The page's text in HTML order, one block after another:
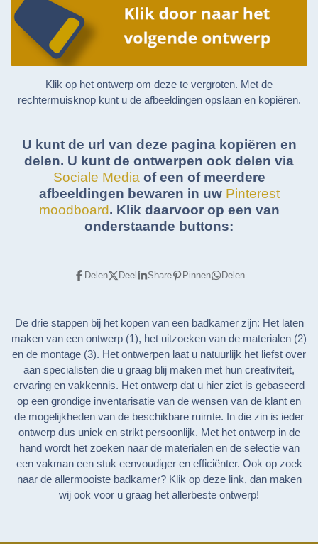
Klik op het ontwerp om deze te vergroten. Met de
rechtermuisknop kunt u de afbeeldingen opslaan en kopiëren.
U kunt de url van deze pagina kopiëren en
delen. U kunt de ontwerpen ook delen via
Sociale Media of een of meerdere
afbeeldingen bewaren in uw Pinterest
moodboard. Klik daarvoor op een van
onderstaande buttons:
Delen Deel Share Pinnen Delen
De drie stappen bij het kopen van een badkamer zijn: Het laten
maken van een ontwerp (1), het uitzoeken van de materialen (2)
en de montage (3). Het ontwerpen laat u natuurlijk het liefst over
aan specialisten die u graag blij maken met hun creativiteit,
ervaring en vakkennis. Het ontwerp dat u hier ziet is gebaseerd
op een grondige inventarisatie van de wensen van de klant en
de mogelijkheden van de beschikbare ruimte. In die zin is ieder
ontwerp dus uniek en strikt persoonlijk. Met het ontwerp in de
hand wordt het zoeken naar de materialen en de selectie van
een vakman een stuk eenvoudiger en efficiënter. Ook op zoek
naar de allermooiste badkamer? Klik op deze link, dan maken
wij ook voor u graag het allerbeste ontwerp!